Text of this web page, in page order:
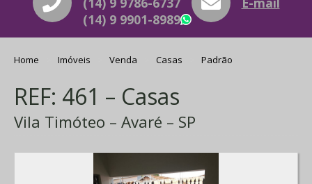
(14) 9 9901-8989
WhatsApp
Home Imóveis Venda Casas Padrão
REF: 461 – Casas
Vila Timóteo – Avaré – SP